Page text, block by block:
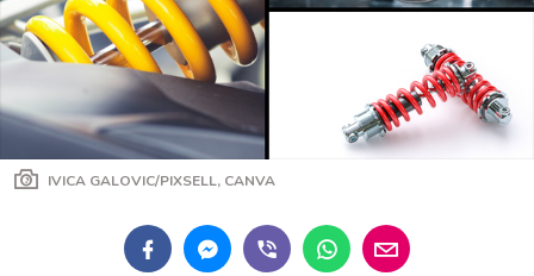
IVICA GALOVIC/PIXSELL, CANVA